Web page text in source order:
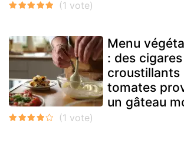
Menu
: des cigares
croustillants
tomates
un gâteau